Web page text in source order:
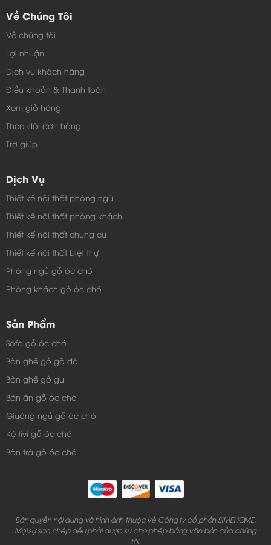
Về Chúng Tôi
Về chúng tôi
Lợi nhuận
Dịch vụ khách hàng
Điều khoản & Thanh toán
Xem giỏ hàng
Theo dõi đơn hàng
Trợ giúp
Dịch Vụ
Thiết kế nội thất phòng ngủ
Thiết kế nội thất phòng khách
Thiết kế nội thất chung cư
Thiết kế nội thất biệt thự
Phòng ngủ gỗ óc chó
Phòng khách gỗ óc chó
Sản Phẩm
Sofa gỗ óc chó
Bàn ghế gỗ gõ đỏ
Bàn ghế gỗ gụ
Bàn ăn gỗ óc chó
Giường ngủ gỗ óc chó
Kệ tivi gỗ óc chó
Bàn trà gỗ óc chó
Bản quyền nội dung và hình ảnh thuộc về Công ty cổ phần SIMEHOME.
Mọi sự sao chép đều phải được sự cho phép bằng văn bản của chúng
tôi.